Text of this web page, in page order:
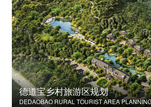
德道宝乡村旅游区规划
DEDAOBAO RURAL TOURIST AREA